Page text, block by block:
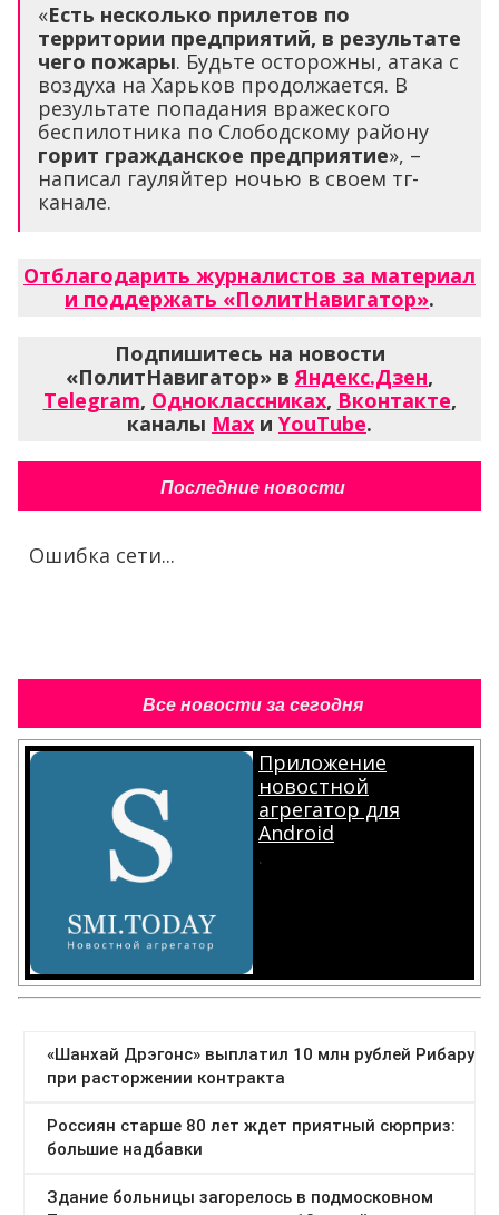
«Есть несколько прилетов по
территории предприятий, в результате
чего пожары. Будьте осторожны, атака с
воздуха на Харьков продолжается. В
результате попадания вражеского
беспилотника по Слободскому району
горит гражданское предприятие», –
написал гауляйтер ночью в своем тг-
канале.
Отблагодарить журналистов за материал
и поддержать «ПолитНавигатор».
Подпишитесь на новости
«ПолитНавигатор» вЯндекс.Дзен,
Telegram, Одноклассниках, Вконтакте,
каналы Max и YouTube.
Последние новости
Ошибка сети...
Все новости за сегодня
Приложение
новостной
агрегатор для
Android
.